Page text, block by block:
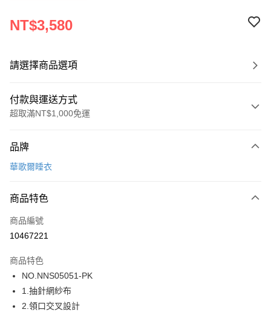
NT$3,580
請選擇商品選項
付款與運送方式
超取滿NT$1,000免運
信用卡一次付款
LINE Pay
街口支付
運送方式
全家取貨付款
每筆NT$80，滿NT$1,000(含以上)免運費
品牌
華歌爾睡衣
商品特色
商品編號
10467221
商品特色
NO.NNS05051-PK
1.抽針網紗布
2.領口交叉設計